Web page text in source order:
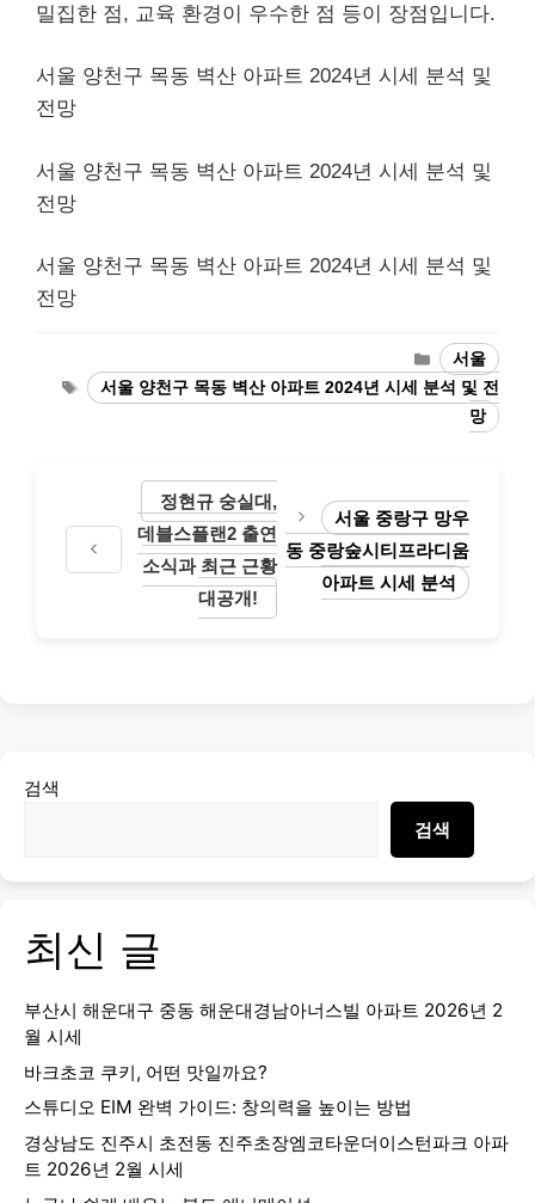
밀집한 점, 교육 환경이 우수한 점 등이 장점입니다.
서울 양천구 목동 벽산 아파트 2024년 시세 분석 및
전망
서울 양천구 목동 벽산 아파트 2024년 시세 분석 및
전망
서울 양천구 목동 벽산 아파트 2024년 시세 분석 및
전망
Categories
서울
Tags
서울 양천구 목동 벽산 아파트 2024년 시세 분석 및 전
망
정현규 숭실대,
데블스플랜2 출연
소식과 최근 근황
대공개!
서울 중랑구 망우
동 중랑숲시티프라디움
아파트 시세 분석
검색
검색
최신 글
부산시 해운대구 중동 해운대경남아너스빌 아파트 2026년 2
월 시세
바크초코 쿠키, 어떤 맛일까요?
스튜디오 EIM 완벽 가이드: 창의력을 높이는 방법
경상남도 진주시 초전동 진주초장엠코타운더이스턴파크 아파
트 2026년 2월 시세